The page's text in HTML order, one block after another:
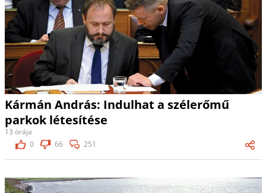
Kármán András: Indulhat a szélerőmű
parkok létesítése
13 órája
0
66 251